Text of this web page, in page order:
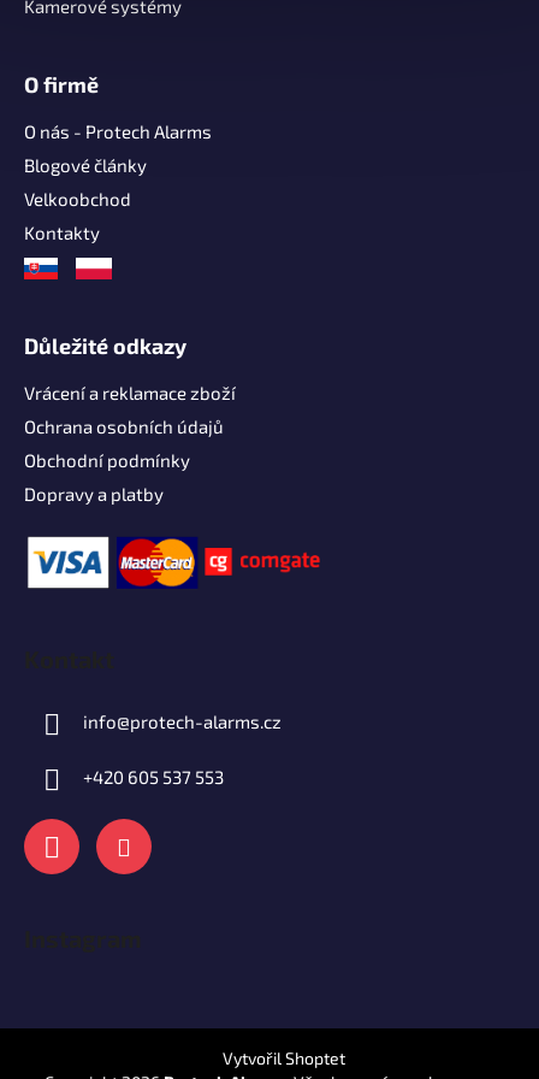
Kamerové systémy
O firmě
O nás - Protech Alarms
Blogové články
Velkoobchod
Kontakty
Důležité odkazy
Vrácení a reklamace zboží
Ochrana osobních údajů
Obchodní podmínky
Dopravy a platby
Kontakt
info@protech-alarms.cz
+420 605 537 553
Instagram
Vytvořil Shoptet